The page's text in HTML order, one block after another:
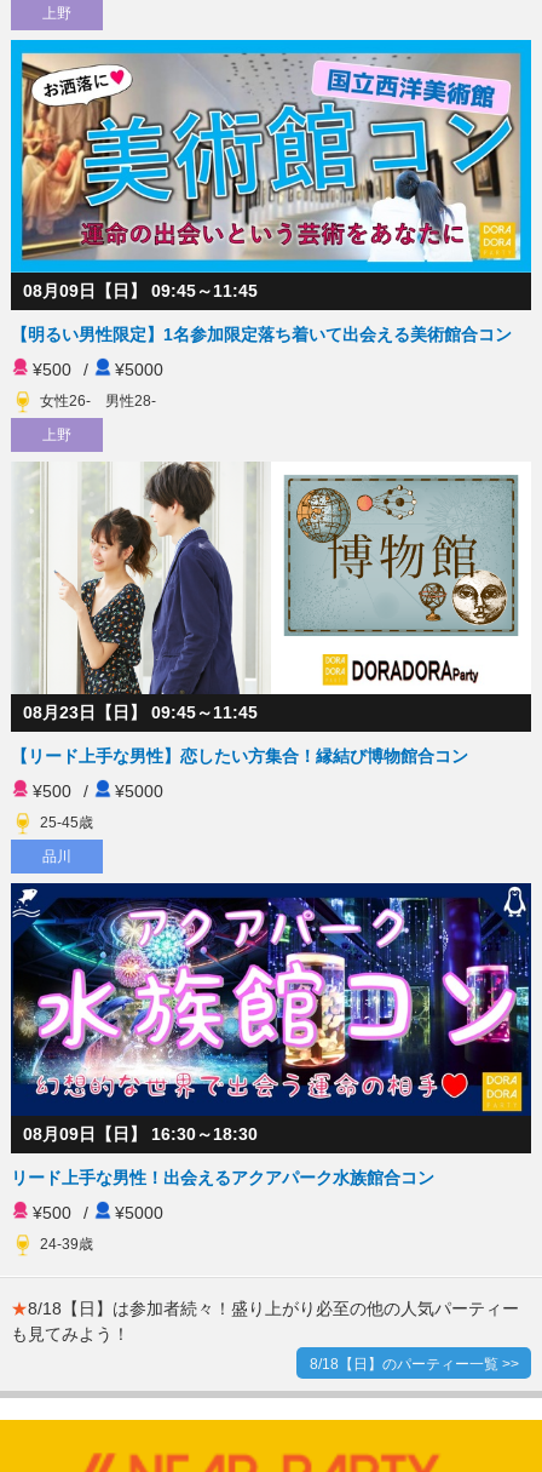
上野
08月09日【日】 09:45～11:45
【明るい男性限定】1名参加限定落ち着いて出会える美術館合コン
¥500
/ ¥5000
女性26- 男性28-
上野
08月23日【日】 09:45～11:45
【リード上手な男性】恋したい方集合！縁結び博物館合コン
¥500
/ ¥5000
25-45歳
品川
08月09日【日】 16:30～18:30
リード上手な男性！出会えるアクアパーク水族館合コン
¥500
/ ¥5000
24-39歳
★8/18【日】は参加者続々！盛り上がり必至の他の人気パーティー
も見てみよう！
8/18【日】のパーティー一覧 >>